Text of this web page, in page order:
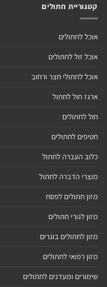
קטגוריית חתולים
אוכל לחתולים
אוכל זול לחתולים
אוכל לחתולי חצר ורחוב
ארגז חול לחתול
חול לחתולים
חטיפים לחתולים
כלוב העברה לחתול
מוצרי הדברה לחתול
מזון חתולים לפסח
מזון לגורי חתולים
מזון לחתולים בוגרים
מזון רפואי לחתולים
שימורים ומעדנים לחתולים